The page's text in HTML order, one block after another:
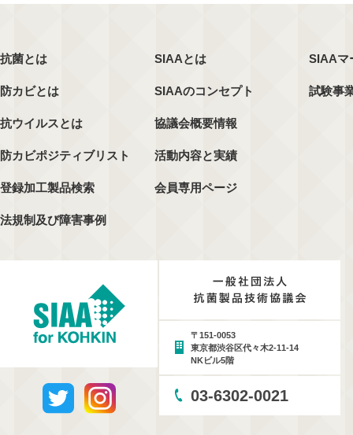
抗菌とは
防カビとは
抗ウイルスとは
防カビポジティブリスト
登録加工製品検索
法規制及び障害事例
SIAAとは
SIAAのコンセプト
協議会概要情報
活動内容と実績
会員専用ページ
SIAAマ
試験事
〒151-0053
東京都渋谷区代々木2-11-14
NKビル5階
03-6302-0021